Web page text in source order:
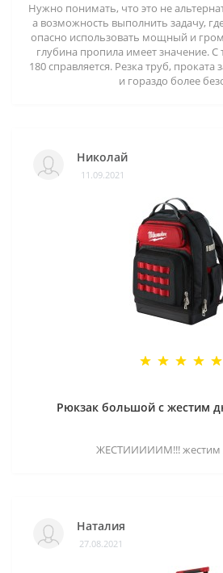
Нужно понимать, что это не
а возможность выполнить задачу,
опасно использовать мощный и
глубина пропила имеет значение. С
180 справляется. Резка труб,
и гораздо более
Николай
11.09.2021
Рюкзак большой с жестим
ЖЕСТИИИИИМ!!! жестим
Наталия
27.08.2021